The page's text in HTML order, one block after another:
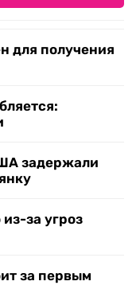
для получения
задержали
за угроз
за первым